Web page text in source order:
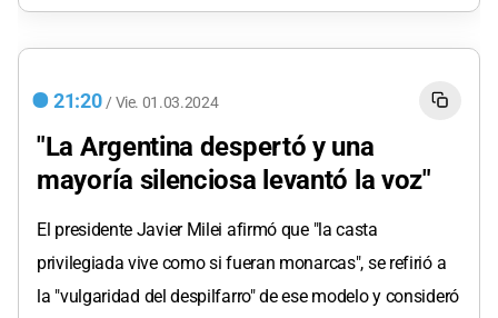
21:20 / Vie. 01.03.2024
"La Argentina despertó y una
mayoría silenciosa levantó la voz"
El presidente Javier Milei afirmó que "la casta
privilegiada vive como si fueran monarcas", se refirió a
la "vulgaridad del despilfarro" de ese modelo y consideró